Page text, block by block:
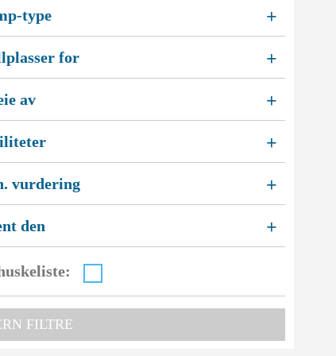
type +
for +
av +
+
vurdering +
den +
FILTRE